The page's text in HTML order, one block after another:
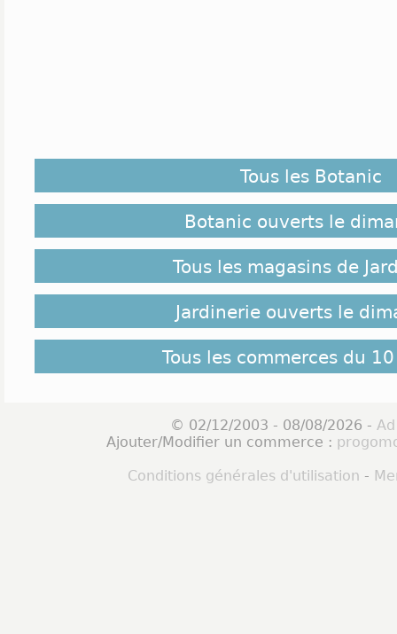
Tous les Botanic
Botanic ouverts le
Tous les magasins de
Jardinerie ouverts le
Tous les commerces du
© 02/12/2003 - 08/08/2026 -
Ajouter/Modifier un commerce :
Conditions générales d'utilisation -